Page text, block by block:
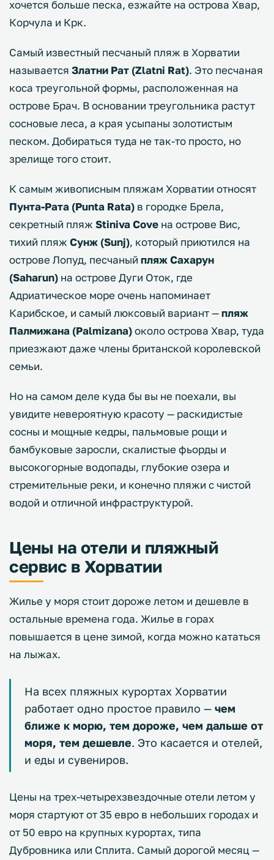
хочется больше песка, езжайте на острова Хвар,
Корчула и Крк.
Самый известный песчаный пляж в Хорватии
называется Златни Рат (Zlatni Rat). Это песчаная
коса треугольной формы, расположенная на
острове Брач. В основании треугольника растут
сосновые леса, а края усыпаны золотистым
песком. Добираться туда не так-то просто, но
зрелище того стоит.
К самым живописным пляжам Хорватии относят
Пунта-Рата (Punta Rata) в городке Брела,
секретный пляж Stiniva Cove на острове Вис,
тихий пляж Сунж (Sunj), который приютился на
острове Лопуд, песчаный пляж Сахарун
(Saharun) на острове Дуги Оток, где
Адриатическое море очень напоминает
Карибское, и самый люксовый вариант —пляж
Палмижана (Palmizana)около острова Хвар, туда
приезжают даже члены британской королевской
семьи.
Но на самом деле куда бы вы не поехали, вы
увидите невероятную красоту — раскидистые
сосны и мощные кедры, пальмовые рощи и
бамбуковые заросли, скалистые фьорды и
высокогорные водопады, глубокие озера и
стремительные реки, и конечно пляжи с чистой
водой и отличной инфраструктурой.
Цены на отели и пляжный
сервис в Хорватии
Жилье у моря стоит дороже летом и дешевле в
остальные времена года. Жилье в горах
повышается в цене зимой, когда можно кататься
на лыжах.
На всех пляжных курортах Хорватии
работает одно простое правило — чем
ближе к морю, тем дороже, чем дальше от
моря, тем дешевле. Это касается и отелей,
и еды и сувениров.
Цены на трех-четырехзвездочные отели летом у
моря стартуют от 35 евро в небольших городах и
от 50 евро на крупных курортах, типа
Дубровника или Сплита. Самый дорогой месяц —